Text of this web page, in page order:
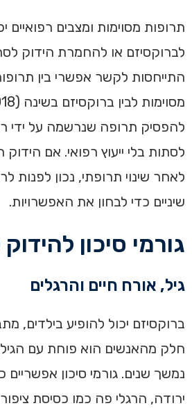
תרופות מסוימות ומצבים רפואיים
לברוקסיזם או להחמרת הידוק
התייחסות לקשר אפשרי בין
להפסיק תרופה שנרשמה על ידי
לסתות בלי ייעוץ רפואי. אם
לאחר שינוי תרופתי, נכון לפנות
שיניים כדי לבחון את האפשרויות.
גורמי סיכון
גיל, אורח חיים והרגלים
ברוקסיזם יכול להופיע בילדים,
חלק מהאנשים הוא פוחת עם
נמשך שנים. גורמי סיכון אפשריים
ירודה, הרגלי פה כמו כסיסת